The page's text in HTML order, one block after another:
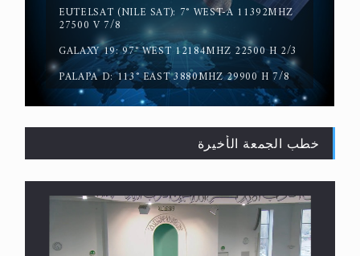
حقيقة المسيح الدجال
القرآن قاضٍ وحكمٌ على السنة ومهيمنٌ عليها.. ليس
العكس
EUTELSAT (NILE SAT): 7° WEST-A 11392MHZ
27500 V 7/8
GALAXY 19: 97° WEST 12184MHZ 22500 H 2/3
PALAPA D: 113° EAST 3880MHZ 29900 H 7/8
خطب الجمعة الأخيرة